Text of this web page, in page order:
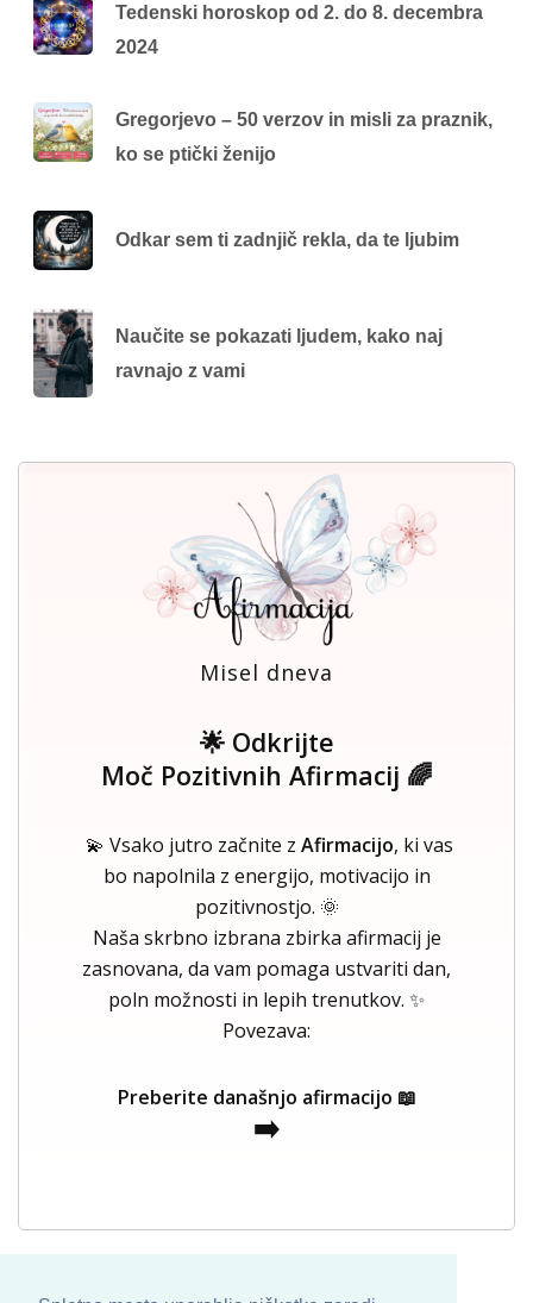
Tedenski horoskop od 2. do 8. decembra
2024
Gregorjevo – 50 verzov in misli za praznik,
ko se ptički ženijo
Odkar sem ti zadnjič rekla, da te ljubim
Naučite se pokazati ljudem, kako naj
ravnajo z vami
Misel dneva
🌟 Odkrijte
Moč Pozitivnih Afirmacij 🌈
💫 Vsako jutro začnite z Afirmacijo, ki vas
bo napolnila z energijo, motivacijo in
pozitivnostjo. 🌞
Naša skrbno izbrana zbirka afirmacij je
zasnovana, da vam pomaga ustvariti dan,
poln možnosti in lepih trenutkov. ✨
Povezava:
Preberite današnjo afirmacijo 📖
➡️